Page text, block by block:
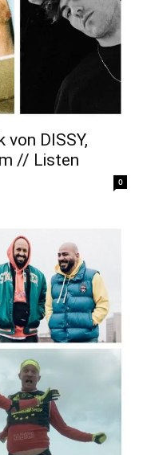
von DISSY,
// Listen
0